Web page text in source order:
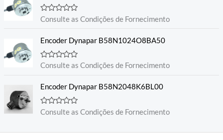
o
0
d
5
A
l
a
ç
ã
d
5
Consulte as Condições de Fornecimento
Encoder Dynapar B58N1024O8BA50
A
l
a
ç
ã
d
Consulte as Condições de Fornecimento
Encoder Dynapar B58N2048K6BL00
A
l
Consulte as Condições de Fornecimento